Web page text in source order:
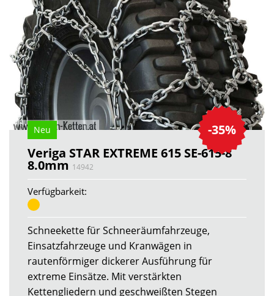
-35%
Neu
Veriga STAR EXTREME 615 SE-615-8
8.0mm 14942
Verfügbarkeit:
Schneekette für Schneeräumfahrzeuge,
Einsatzfahrzeuge und Kranwägen in
rautenförmiger dickerer Ausführung für
extreme Einsätze. Mit verstärkten
Kettengliedern und geschweißten Stegen